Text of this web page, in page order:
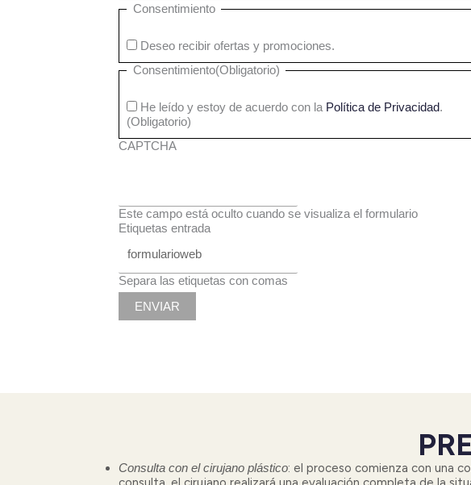
Consentimiento
Deseo recibir ofertas y promociones.
Consentimiento(Obligatorio)
He leído y estoy de acuerdo con la Política de Privacidad.
(Obligatorio)
CAPTCHA
Este campo está oculto cuando se visualiza el formulario
Etiquetas entrada
Separa las etiquetas con comas
Consulta con el cirujano plástico: el proceso comienza con una